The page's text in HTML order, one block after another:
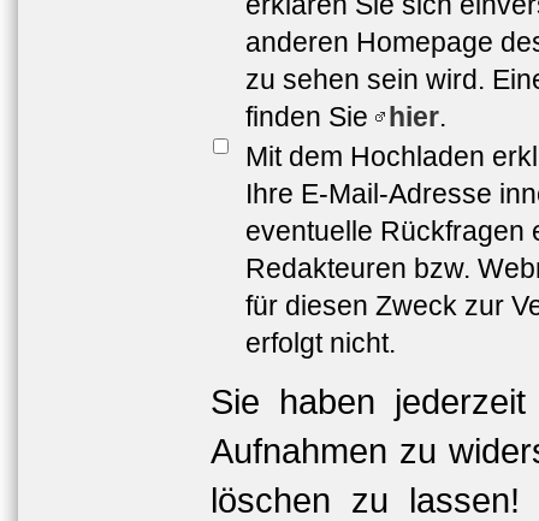
anderen Homepage
zu sehen sein wird.
finden Sie
hier.
Mit dem Hochladen
Ihre E-Mail-Adresse
eventuelle Rückfragen
Redakteuren bzw.
für diesen Zweck zur
erfolgt nicht.
Sie haben
Aufnahmen zu
löschen zu lassen!